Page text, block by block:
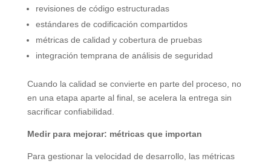
revisiones de código estructuradas
estándares de codificación compartidos
métricas de calidad y cobertura de pruebas
integración temprana de análisis de seguridad
Cuando la calidad se convierte en parte del proceso, no
en una etapa aparte al final, se acelera la entrega sin
sacrificar confiabilidad.
Medir para mejorar: métricas que importan
Para gestionar la velocidad de desarrollo, las métricas